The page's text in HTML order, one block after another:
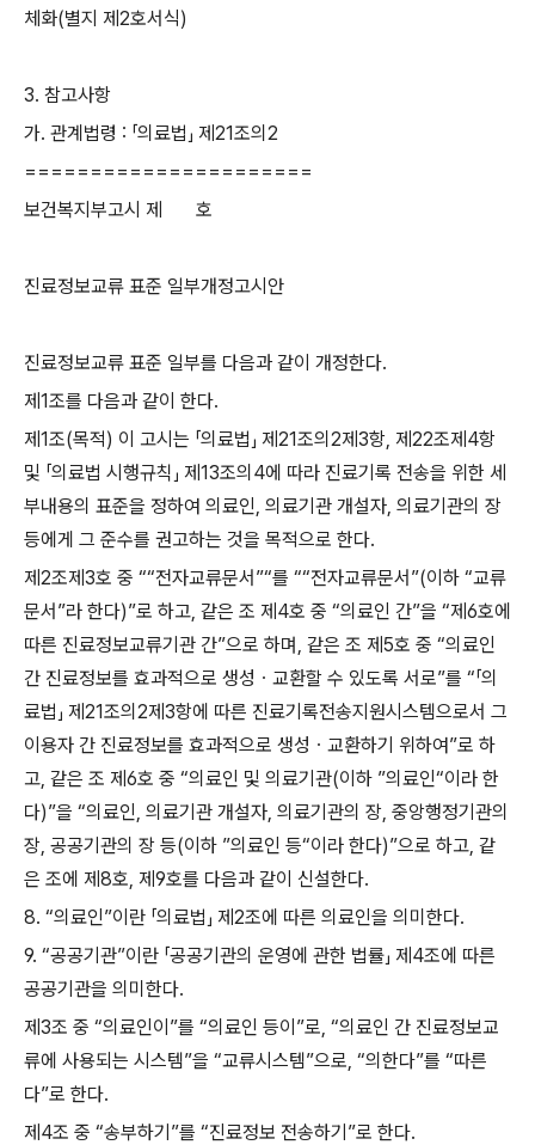
체화(별지 제 2호서식)
3. 참고사항
가. 관계법령 : 「의료법 」 제 21조의 2
======================
보건복지부고시 제 호
진료정보교류 표준 일부개정고시안
진료정보교류 표준 일부를 다음과 같이 개정한다.
제 1조를 다음과 같이 한다.
제 1조(목적) 이 고시는 「의료법 」 제 21조의 2제 3항, 제 22조제 4항
및 「의료법 시행규칙 」 제 13조의 4에 따라 진료기록 전송을 위한 세
부내용의 표준을 정하여 의료인, 의료기관 개설자, 의료기관의 장
등에게 그 준수를 권고하는 것을 목적으로 한다.
제 2조제 3호 중 ““전자교류문서”“를 ““전자교류문서”(이하 “교류
문서”라 한다)”로 하고, 같은 조 제 4호 중 “의료인 간”을 “제 6호에
따른 진료정보교류기관 간”으로 하며, 같은 조 제 5호 중 “의료인
간 진료정보를 효과적으로 생성ㆍ교환할 수 있도록 서로”를 “「의
료법 」 제 21조의 2제 3항에 따른 진료기록전송지원시스템으로서 그
이용자 간 진료정보를 효과적으로 생성ㆍ교환하기 위하여”로 하
고, 같은 조 제 6호 중 “의료인 및 의료기관(이하 ”의료인“이라 한
다)”을 “의료인, 의료기관 개설자, 의료기관의 장, 중앙행정기관의
장, 공공기관의 장 등(이하 ”의료인 등“이라 한다)”으로 하고, 같
은 조에 제 8호, 제 9호를 다음과 같이 신설한다.
8. “의료인”이란 「의료법 」 제 2조에 따른 의료인을 의미한다.
9. “공공기관”이란 「공공기관의 운영에 관한 법률」 제 4조에 따른
공공기관을 의미한다.
제 3조 중 “의료인이 ”를 “의료인 등이 ”로, “의료인 간 진료정보교
류에 사용되는 시스템”을 “교류시스템”으로, “의한다”를 “따른
다”로 한다.
제 4조 중 “송부하기 ”를 “진료정보 전송하기 ”로 한다.